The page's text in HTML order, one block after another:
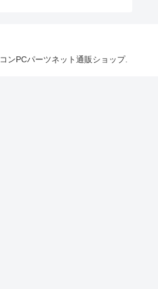
ンPCパーツネット通販ショップ.